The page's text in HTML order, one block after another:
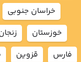
خراسان جنوبي
خوزستان
فارس
قزوين